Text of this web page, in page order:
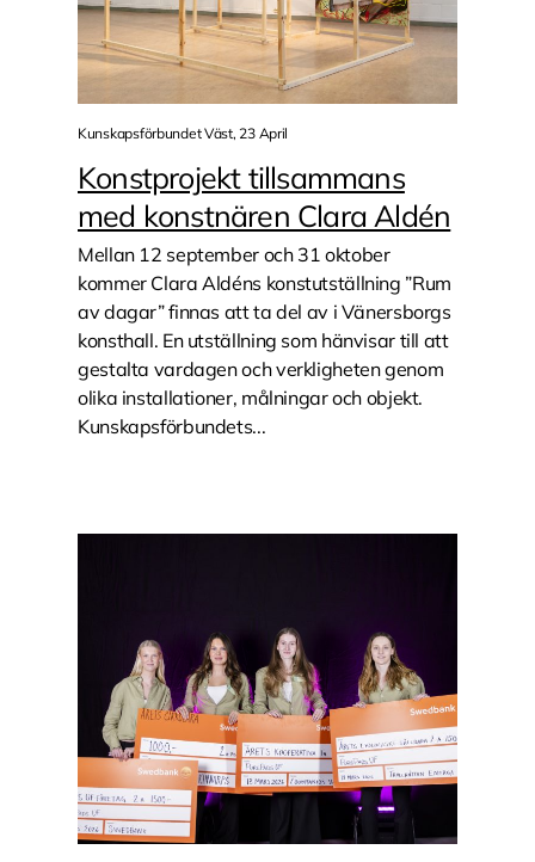
Kunskapsförbundet Väst, 23 April
Konstprojekt tillsammans
med konstnären Clara Aldén
Mellan 12 september och 31 oktober
kommer Clara Aldéns konstutställning ”Rum
av dagar” finnas att ta del av i Vänersborgs
konsthall. En utställning som hänvisar till att
gestalta vardagen och verkligheten genom
olika installationer, målningar och objekt.
Kunskapsförbundets...